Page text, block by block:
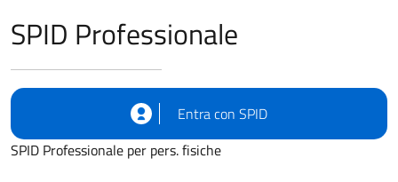
SPID Professionale
Entra con SPID
SPID Professionale per pers. fisiche